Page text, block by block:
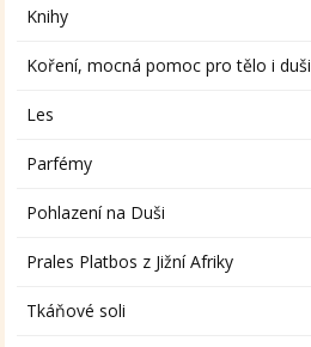
Knihy
Koření, mocná pomoc pro tělo i duši
Les
Parfémy
Pohlazení na Duši
Prales Platbos z Jižní Afriky
Tkáňové soli